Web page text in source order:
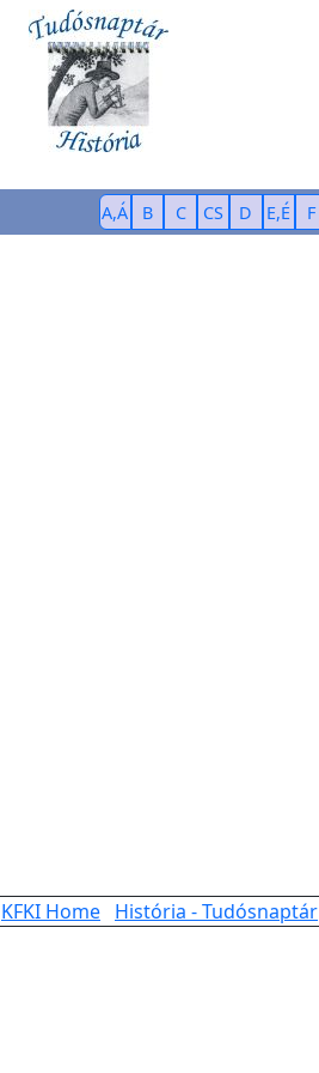
A,Á B C CS D E,É F
KFKI Home História - Tudósnaptár